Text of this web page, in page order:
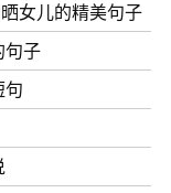
女儿的精美句子
句子
句